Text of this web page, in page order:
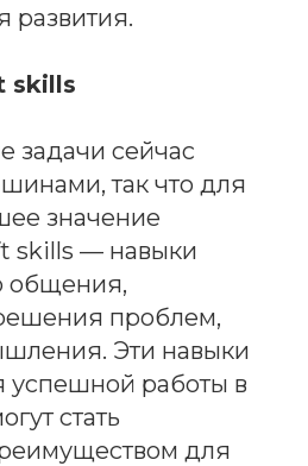
развития.
skills
задачи сейчас
так что для
значение
skills — навыки
общения,
проблем,
Эти навыки
работы в
стать
для